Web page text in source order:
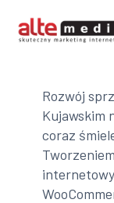
Media
Rozwój
Kujawskim
coraz